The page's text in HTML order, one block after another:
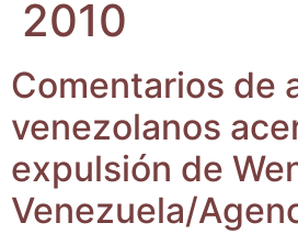
2010
Comen­ta­rios de
vene­zo­la­nos
expul­sión de
Venezuela/​